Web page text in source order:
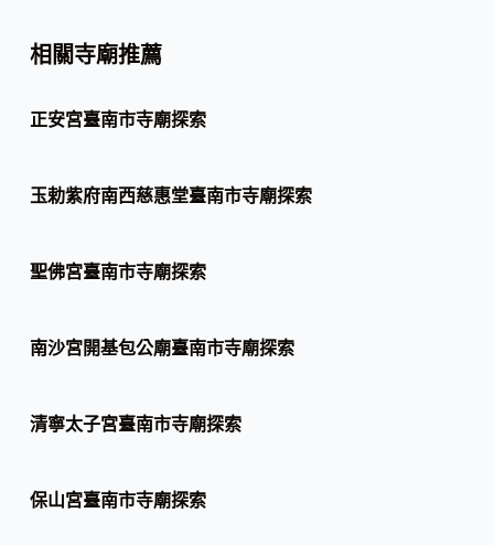
相關寺廟推薦
正安宮臺南市寺廟探索
玉勅紫府南西慈惠堂臺南市寺廟探索
聖佛宮臺南市寺廟探索
南沙宮開基包公廟臺南市寺廟探索
清寧太子宮臺南市寺廟探索
保山宮臺南市寺廟探索